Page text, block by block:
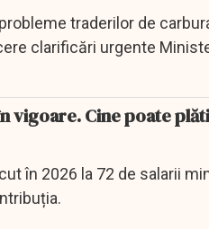
traderilor de
clarificări urgente
vigoare. Cine poate
în 2026 la 72 de salarii